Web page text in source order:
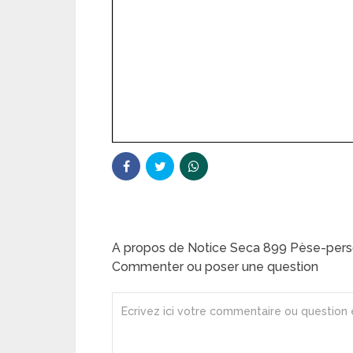
A propos de Notice Seca 899 Pèse-
Commenter ou poser une question